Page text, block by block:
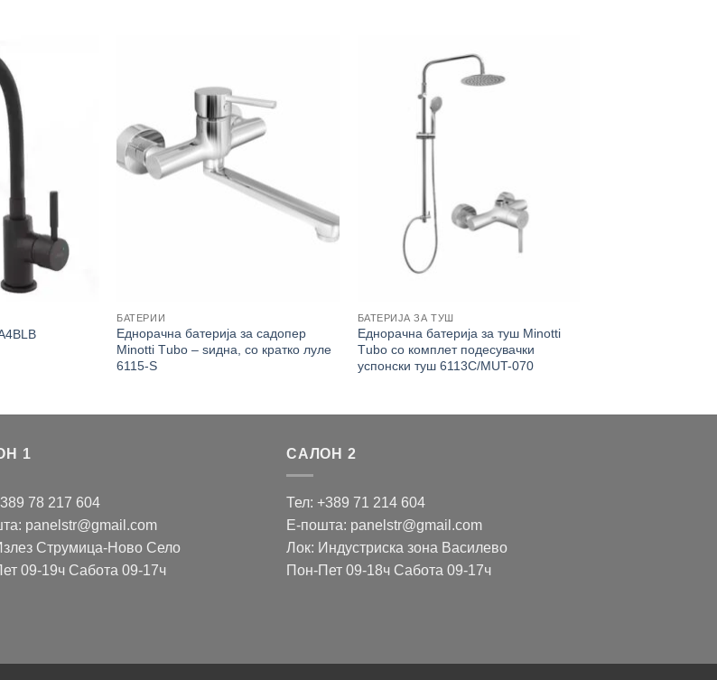
БАТЕРИИ
Еднорачна батерија за садопер
Minotti Тubo – ѕидна, со кратко луле
6115-S
БАТЕРИЈА ЗА ТУШ
Еднорачна батерија за туш Minotti
Тubо со комплет подесувачки
успонски туш 6113C/MUT-070
1
78 217 604
panelstr@gmail.com
Струмица-Ново Село
09-19ч Сабота 09-17ч
САЛОН 2
Тел: +389 71 214 604
Е-пошта: panelstr@gmail.com
Лок: Индустриска зона Василево
Пон-Пет 09-18ч Сабота 09-17ч